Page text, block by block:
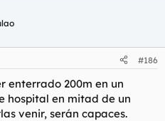
#186
enterrado 200m en un
hospital en mitad de un
venir, serán capaces.